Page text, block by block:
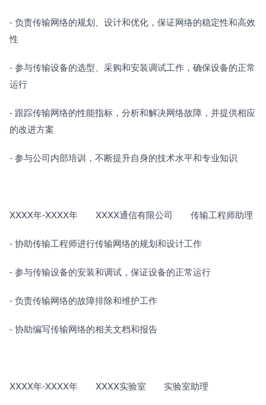
- 负责传输网络的规划、设计和优化，保证网络的稳定性和高效
性
- 参与传输设备的选型、采购和安装调试工作，确保设备的正常
运行
- 跟踪传输网络的性能指标，分析和解决网络故障，并提供相应
的改进方案
- 参与公司内部培训，不断提升自身的技术水平和专业知识
XXXX年-XXXX年　　XXXX通信有限公司　　传输工程师助理
- 协助传输工程师进行传输网络的规划和设计工作
- 参与传输设备的安装和调试，保证设备的正常运行
- 负责传输网络的故障排除和维护工作
- 协助编写传输网络的相关文档和报告
XXXX年-XXXX年　　XXXX实验室　　实验室助理